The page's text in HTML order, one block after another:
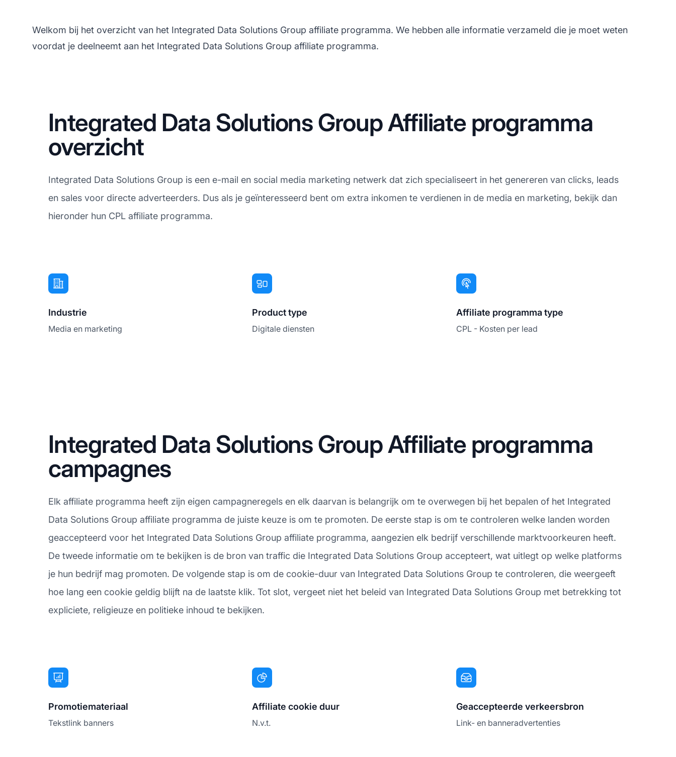
Welkom bij het overzicht van het Integrated Data Solutions Group affiliate programma. We hebben alle informatie verzameld die je moet weten
voordat je deelneemt aan het Integrated Data Solutions Group affiliate programma.
Integrated Data Solutions Group Affiliate programma
overzicht
Integrated Data Solutions Group is een e-mail en social media marketing netwerk dat zich specialiseert in het genereren van clicks, leads
en sales voor directe adverteerders. Dus als je geïnteresseerd bent om extra inkomen te verdienen in de media en marketing, bekijk dan
hieronder hun CPL affiliate programma.
Industrie
Media en marketing
Product type
Digitale diensten
Affiliate programma type
CPL - Kosten per lead
Integrated Data Solutions Group Affiliate programma
campagnes
Elk affiliate programma heeft zijn eigen campagneregels en elk daarvan is belangrijk om te overwegen bij het bepalen of het Integrated
Data Solutions Group affiliate programma de juiste keuze is om te promoten. De eerste stap is om te controleren welke landen worden
geaccepteerd voor het Integrated Data Solutions Group affiliate programma, aangezien elk bedrijf verschillende marktvoorkeuren heeft.
De tweede informatie om te bekijken is de bron van traffic die Integrated Data Solutions Group accepteert, wat uitlegt op welke platforms
je hun bedrijf mag promoten. De volgende stap is om de cookie-duur van Integrated Data Solutions Group te controleren, die weergeeft
hoe lang een cookie geldig blijft na de laatste klik. Tot slot, vergeet niet het beleid van Integrated Data Solutions Group met betrekking tot
expliciete, religieuze en politieke inhoud te bekijken.
Promotiemateriaal
Tekstlink banners
Affiliate cookie duur
N.v.t.
Geaccepteerde verkeersbron
Link- en banneradvertenties